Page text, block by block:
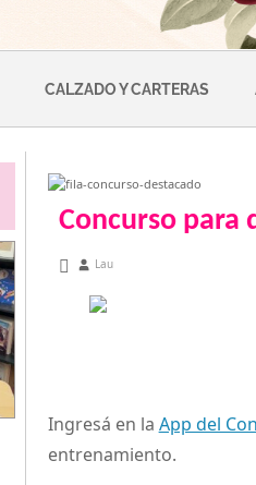
CALZADO Y CARTERAS
Concurso para
enero 22, 2013
Lau
Ingresá en la App del
entrenamiento.